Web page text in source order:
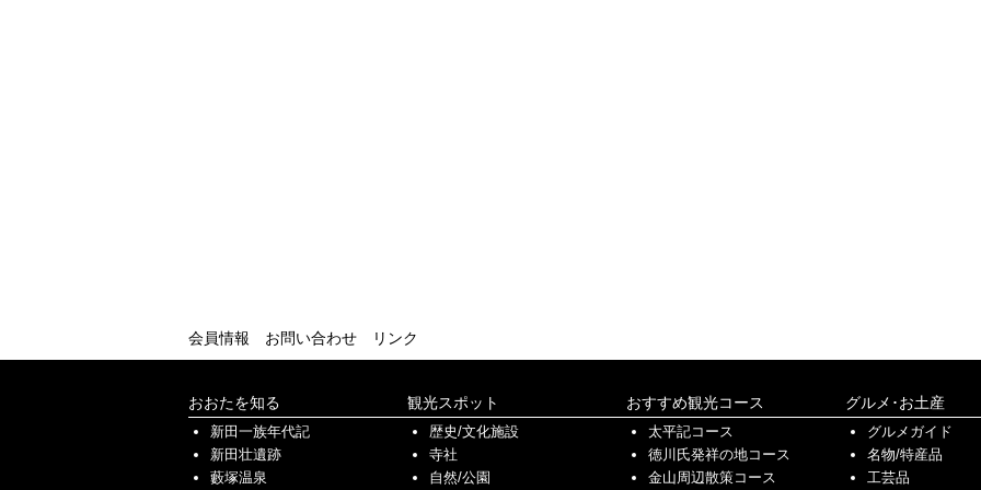
会員情報 お問い合わせ リンク
おおたを知る
新田一族年代記
新田壮遺跡
藪塚温泉
観光スポット
歴史/文化施設
寺社
自然/公園
おすすめ観光コース
太平記コース
徳川氏発祥の地コース
金山周辺散策コース
グルメ･お土産
グルメガイド
名物/特産品
工芸品